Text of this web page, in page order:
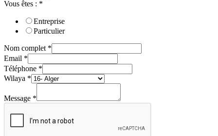
Vous êtes : *
Entreprise
Particulier
Nom complet *
Email *
Téléphone *
Wilaya *
Message *